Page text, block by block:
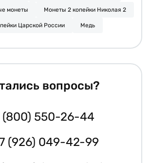
монеты Монеты 2 копейки Николая 2
Царской России Медь
вопросы?
(800) 550-26-44
(926) 049-42-99